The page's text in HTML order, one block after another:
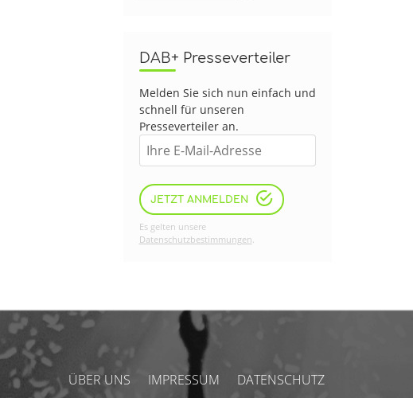
DAB+ Presseverteiler
Melden Sie sich nun einfach und
schnell für unseren
Presseverteiler an.
JETZT ANMELDEN
Es gelten unsere
Datenschutzbestimmungen.
ÜBER UNS IMPRESSUM DATENSCHUTZ